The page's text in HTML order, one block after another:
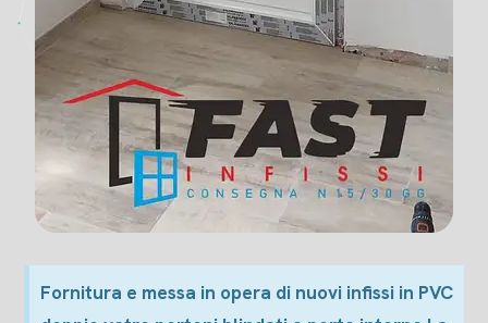
Fornitura e messa in opera di nuovi infissi in PVC